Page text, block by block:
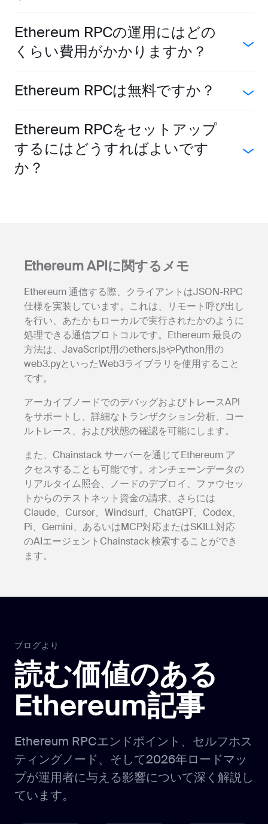
Ethereum RPCの運用にはどの
くらい費用がかかりますか？
Ethereum RPCは無料ですか？
Ethereum RPCをセットアップ
するにはどうすればよいです
か？
Ethereum APIに関するメモ
Ethereum 通信する際、クライアントはJSON-RPC
仕様を実装しています。これは、リモート呼び出し
を行い、あたかもローカルで実行されたかのように
処理できる通信プロトコルです。Ethereum 最良の
方法は、JavaScript用のethers.jsやPython用の
web3.pyといったWeb3ライブラリを使用すること
です。
アーカイブノードでのデバッグおよびトレースAPI
をサポートし、詳細なトランザクション分析、コー
ルトレース、および状態の確認を可能にします。
また、Chainstack サーバーを通じてEthereum ア
クセスすることも可能です。オンチェーンデータの
リアルタイム照会、ノードのデプロイ、ファウセッ
トからのテストネット資金の請求、さらには
Claude、Cursor、Windsurf、ChatGPT、Codex、
Pi、Gemini、あるいはMCP対応またはSKILL対応
のAIエージェントChainstack 検索することができ
ます。
ブログより
読む価値のある
Ethereum記事
Ethereum RPCエンドポイント、セルフホス
ティングノード、そして2026年ロードマッ
プが運用者に与える影響について深く解説し
ています。